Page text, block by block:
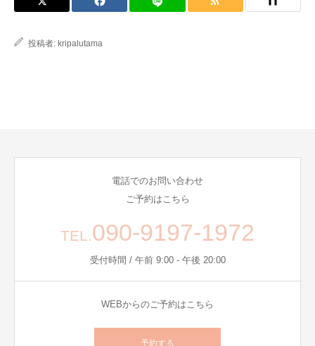
投稿者: kripalutama
電話でのお問い合わせ
ご予約はこちら
TEL.090-9197-1972
受付時間 / 午前 9:00 - 午後 20:00
WEBからのご予約はこちら
予約する